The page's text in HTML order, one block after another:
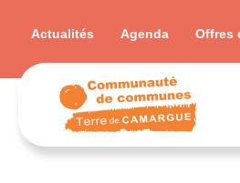
Actualités Agenda Offres